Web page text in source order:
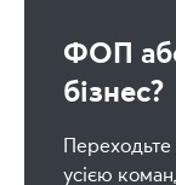
ФОП
бізнес?
Переходьте
усією